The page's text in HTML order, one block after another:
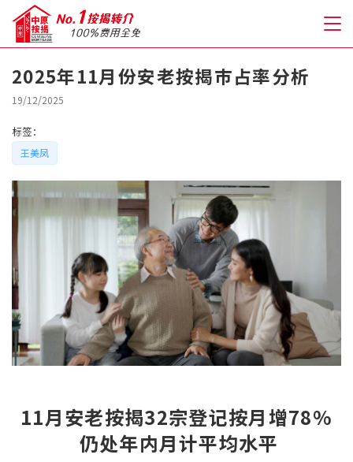
关于我们
格到至抵按揭
人才房贷・开户优惠
免费房贷转介服务
免费开户转介服务
私人贷款
优惠礼遇
中原按揭标签优惠
推荐齐齐友赏
2025年11月份安老按揭巿占率分析
19/12/2025
标签：
王美凤
11月安老按揭32宗登记按月增78%
仍处年内月计平均水平